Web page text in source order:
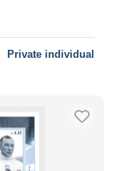
Private individual